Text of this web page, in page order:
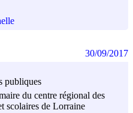
publiques
du centre régional des
scolaires de Lorraine
30/09/2017